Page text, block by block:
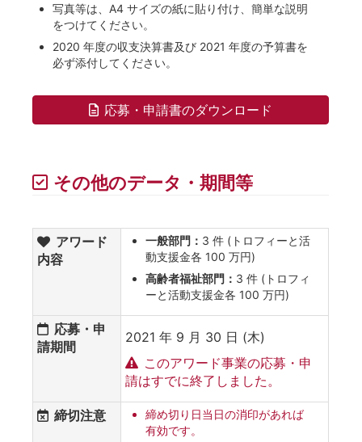
写真等は、A4 サイズの紙に貼り付け、簡単な説明
をつけてください。
2020 年度の収支決算書及び 2021 年度の予算書を
必ず添付してください。
応募・申請書のダウンロード
その他のデータ・期間等
アワード
内容
一般部門： 3 件 (トロフィーと活
動支援金各 100 万円)
高齢者福祉部門： 3 件 (トロフィ
ーと活動支援金各 100 万円)
応募・申
請期間
2021 年 9 月 30 日 (木)
このアワード事業の応募・申
請はすでに終了しました。
締切注意
締め切り日当日の消印があれば
有効です。